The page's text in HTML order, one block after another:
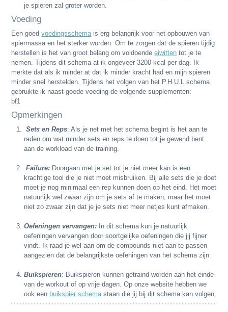
je spieren zal groter worden.
Voeding
Een goedvoedingsschemais erg belangrijk voor het opbouwen van
spiermassa en het sterker worden. Om te zorgen dat de spieren tijdig
herstellen is het van groot belang om voldoendeeiwitten tot je te
nemen. Tijdens dit schema at ik ongeveer 3200 kcal per dag. Ik
merkte dat als ik minder at dat ik minder kracht had en mijn spieren
minder snel herstelden. Tijdens het volgen van het P.H.U.L schema
gebruikte ik naast goede voeding de volgende supplementen:
bf1
Opmerkingen
Sets en Reps: Als je net met het schema begint is het aan te
raden om wat minder sets en reps te doen tot je gewend bent
aan de workload van de training.
Failure: Doorgaan met je set tot je niet meer kan is een
krachtige tool die je niet moet misbruiken. Bij alle sets die je doet
moet je nog minimaal een rep kunnen doen op het eind. Het moet
natuurlijk wel zwaar zijn om je sets af te maken, maar het moet
niet zo zwaar zijn dat je je sets niet meer netjes kunt afmaken.
Oefeningen vervangen: In dit schema kun je natuurlijk
oefeningen vervangen door soortgelijke oefeningen die jij fijner
vindt. Ik raad je wel aan om de compounds niet aan te passen
aangezien dat de belangrijkste oefeningen van het schema zijn.
Buikspieren: Buikspieren kunnen getraind worden aan het einde
van de workout of op vrije dagen. Op onze website hebben we
ook een buikspier schemastaan die jij bij dit schema kan volgen.